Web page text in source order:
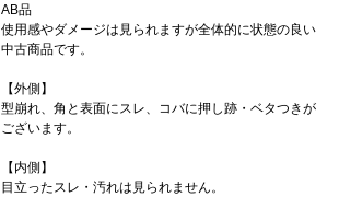
AB品
使用感やダメージは見られますが全体的に状態の良い
中古商品です。
【外側】
型崩れ、角と表面にスレ、コバに押し跡・ベタつきが
ございます。
【内側】
目立ったスレ・汚れは見られません。